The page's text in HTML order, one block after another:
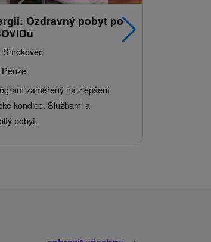
Ozdravný pobyt po
Smokovec
zaměřený na zlepšení
kondice. Službami a
pobyt.